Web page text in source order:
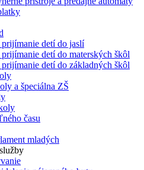
detí do jaslí
detí do materských škôl
detí do základných škôl
a špeciálna ZŠ
času
mladých